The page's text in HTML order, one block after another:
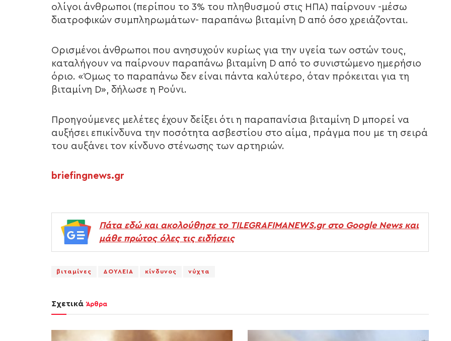
ολίγοι άνθρωποι (περίπου το 3% του πληθυσμού στις ΗΠΑ) παίρνουν -μέσω
διατροφικών συμπληρωμάτων- παραπάνω βιταμίνη D από όσο χρειάζονται.
Ορισμένοι άνθρωποι που ανησυχούν κυρίως για την υγεία των οστών τους,
καταλήγουν να παίρνουν παραπάνω βιταμίνη D από το συνιστώμενο ημερήσιο
όριο. «Όμως το παραπάνω δεν είναι πάντα καλύτερο, όταν πρόκειται για τη
βιταμίνη D», δήλωσε η Ρούνι.
Προηγούμενες μελέτες έχουν δείξει ότι η παραπανίσια βιταμίνη D μπορεί να
αυξήσει επικίνδυνα την ποσότητα ασβεστίου στο αίμα, πράγμα που με τη σειρά
του αυξάνει τον κίνδυνο στένωσης των αρτηριών.
briefingnews.gr
Πάτα εδώ και ακολούθησε το TILEGRAFIMANEWS.gr στο Google News και
μάθε πρώτος όλες τις ειδήσεις
βιταμίνες ΔΟΥΛΕΙΑ κίνδυνος νύχτα
Σχετικά Άρθρα